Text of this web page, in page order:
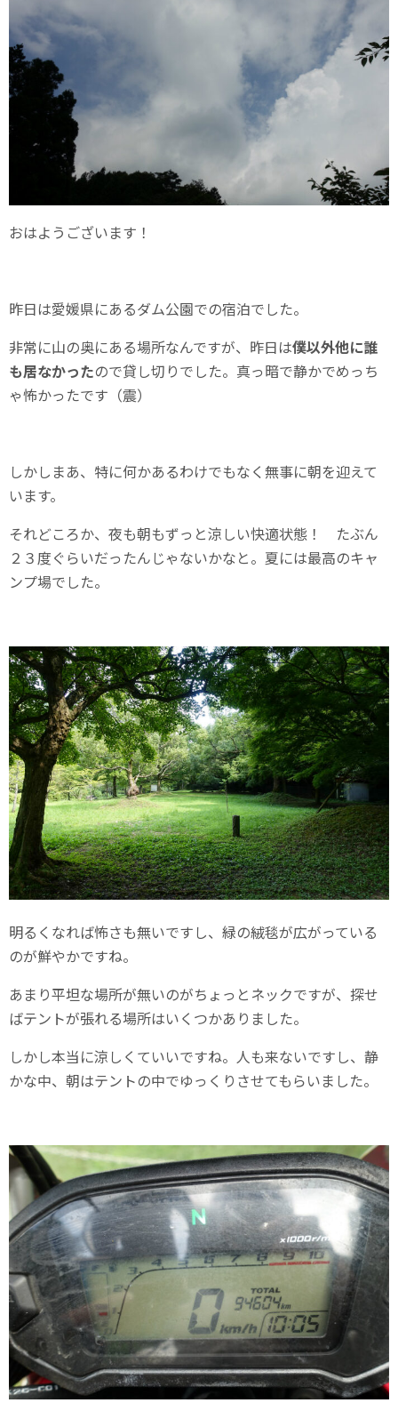
おはようございます！
昨日は愛媛県にあるダム公園での宿泊でした。
非常に山の奥にある場所なんですが、昨日は僕以外他に誰
も居なかったので貸し切りでした。真っ暗で静かでめっち
ゃ怖かったです（震）
しかしまあ、特に何かあるわけでもなく無事に朝を迎えて
います。
それどころか、夜も朝もずっと涼しい快適状態！ たぶん
２３度ぐらいだったんじゃないかなと。夏には最高のキャ
ンプ場でした。
明るくなれば怖さも無いですし、緑の絨毯が広がっている
のが鮮やかですね。
あまり平坦な場所が無いのがちょっとネックですが、探せ
ばテントが張れる場所はいくつかありました。
しかし本当に涼しくていいですね。人も来ないですし、静
かな中、朝はテントの中でゆっくりさせてもらいました。